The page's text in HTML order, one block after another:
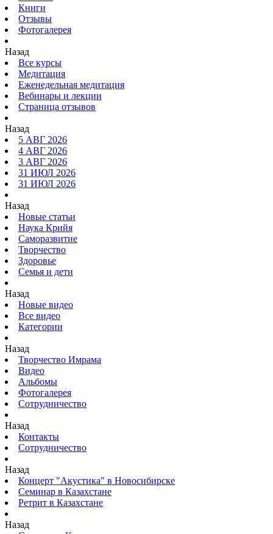
Книги
Отзывы
Фотогалерея
Назад
Все курсы
Медитация
Еженедельная медитация
Вебинары и лекции
Страница отзывов
Назад
5 АВГ 2026
4 АВГ 2026
3 АВГ 2026
31 ИЮЛ 2026
31 ИЮЛ 2026
Назад
Новые статьи
Наука Крийя
Саморазвитие
Творчество
Здоровье
Семья и дети
Назад
Новые видео
Все видео
Категории
Назад
Творчество Имрама
Видео
Альбомы
Фотогалерея
Сотрудничество
Назад
Контакты
Сотрудничество
Назад
Концерт "Акустика" в Новосибирске
Семинар в Казахстане
Ретрит в Казахстане
Назад